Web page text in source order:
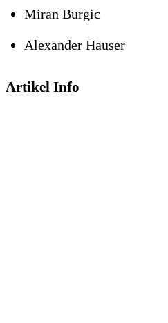
Miran Burgic
Alexander Hauser
Artikel Info